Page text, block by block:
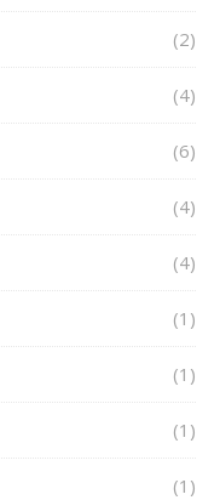
(2)
(4)
(6)
(4)
(4)
(1)
(1)
(1)
(1)